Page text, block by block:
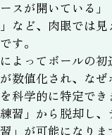
スが開いている」
など、肉眼では見
す。
よってボールの初
数値化され、なぜ
科学的に特定でき
習」から脱却し、
」が可能になりま